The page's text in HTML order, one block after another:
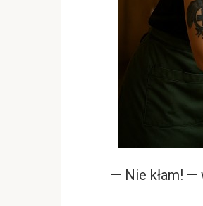
— Nie kłam! —